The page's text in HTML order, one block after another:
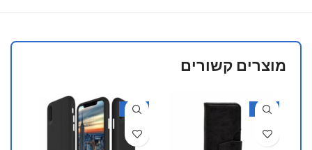
מוצרים קשורים
-30%
-30%